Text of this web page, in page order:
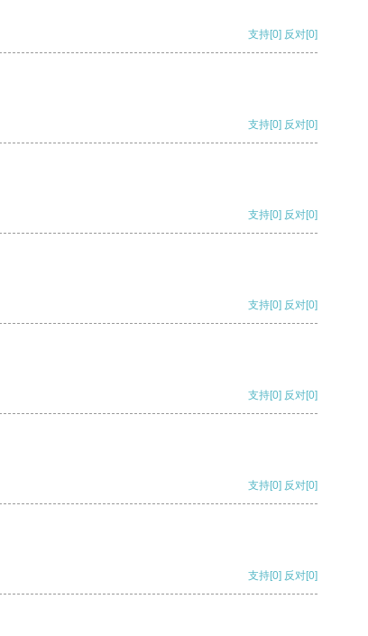
支持[0] 反对[0]
支持[0] 反对[0]
支持[0] 反对[0]
支持[0] 反对[0]
支持[0] 反对[0]
支持[0] 反对[0]
支持[0] 反对[0]